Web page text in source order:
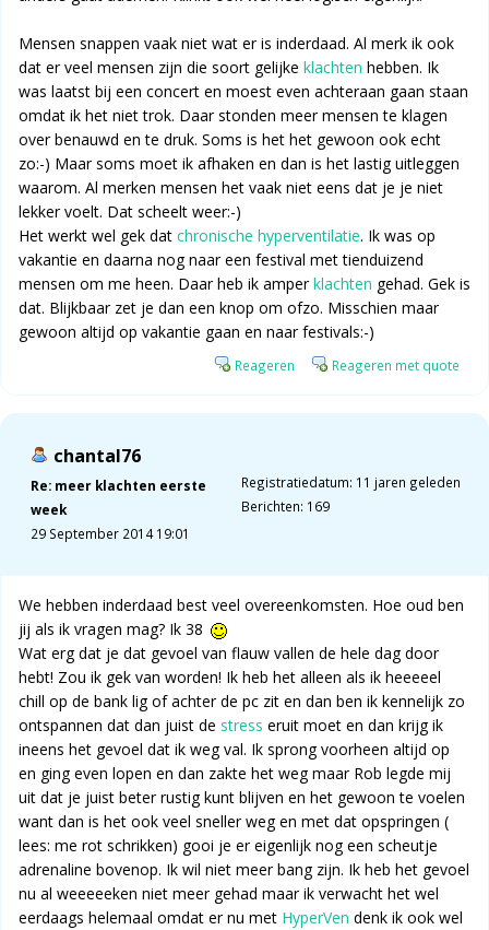
Mensen snappen vaak niet wat er is inderdaad. Al merk ik ook
dat er veel mensen zijn die soort gelijke klachten hebben. Ik
was laatst bij een concert en moest even achteraan gaan staan
omdat ik het niet trok. Daar stonden meer mensen te klagen
over benauwd en te druk. Soms is het het gewoon ook echt
zo:-) Maar soms moet ik afhaken en dan is het lastig uitleggen
waarom. Al merken mensen het vaak niet eens dat je je niet
lekker voelt. Dat scheelt weer:-)
Het werkt wel gek dat chronische hyperventilatie. Ik was op
vakantie en daarna nog naar een festival met tienduizend
mensen om me heen. Daar heb ik amperklachten gehad. Gek is
dat. Blijkbaar zet je dan een knop om ofzo. Misschien maar
gewoon altijd op vakantie gaan en naar festivals:-)
Reageren Reageren met quote
chantal76
Re: meer klachten eerste
week
29 September 2014 19:01
Registratiedatum: 11 jaren geleden
Berichten: 169
We hebben inderdaad best veel overeenkomsten. Hoe oud ben
jij als ik vragen mag? Ik 38
Wat erg dat je dat gevoel van flauw vallen de hele dag door
hebt! Zou ik gek van worden! Ik heb het alleen als ik heeeeel
chill op de bank lig of achter de pc zit en dan ben ik kennelijk zo
ontspannen dat dan juist de stress eruit moet en dan krijg ik
ineens het gevoel dat ik weg val. Ik sprong voorheen altijd op
en ging even lopen en dan zakte het weg maar Rob legde mij
uit dat je juist beter rustig kunt blijven en het gewoon te voelen
want dan is het ook veel sneller weg en met dat opspringen (
lees: me rot schrikken) gooi je er eigenlijk nog een scheutje
adrenaline bovenop. Ik wil niet meer bang zijn. Ik heb het gevoel
nu al weeeeeken niet meer gehad maar ik verwacht het wel
eerdaags helemaal omdat er nu met HyperVen denk ik ook wel